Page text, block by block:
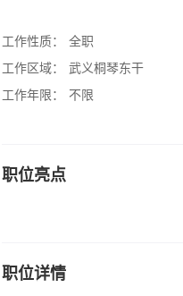
工作性质：
全职
工作区域：
武义桐琴东干
工作年限：
不限
职位亮点
职位详情